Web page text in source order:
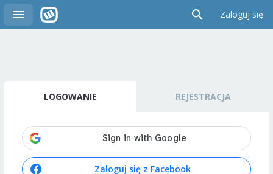
Zaloguj się
LOGOWANIE REJESTRACJA
Zaloguj się z Facebook